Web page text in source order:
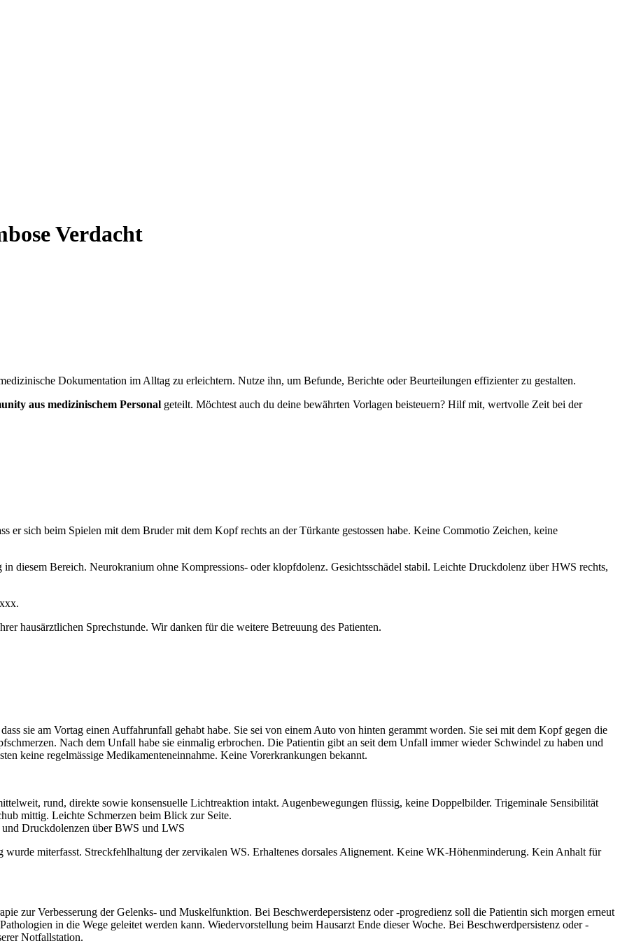
Verdacht
Dokumentation im Alltag zu erleichtern. Nutze ihn, um Befunde, Berichte oder Beurteilungen effizienter zu gestalten.
aus medizinischem Personal geteilt. Möchtest auch du deine bewährten Vorlagen beisteuern? Hilf mit, wertvolle Zeit bei der
er sich beim Spielen mit dem Bruder mit dem Kopf rechts an der Türkante gestossen habe. Keine Commotio Zeichen, keine
diesem Bereich. Neurokranium ohne Kompressions- oder klopfdolenz. Gesichtsschädel stabil. Leichte Druckdolenz über HWS rechts,
hausärztlichen Sprechstunde. Wir danken für die weitere Betreuung des Patienten.
sie am Vortag einen Auffahrunfall gehabt habe. Sie sei von einem Auto von hinten gerammt worden. Sie sei mit dem Kopf gegen die
Nach dem Unfall habe sie einmalig erbrochen. Die Patientin gibt an seit dem Unfall immer wieder Schwindel zu haben und
keine regelmässige Medikamenteneinnahme. Keine Vorerkrankungen bekannt.
rund, direkte sowie konsensuelle Lichtreaktion intakt. Augenbewegungen flüssig, keine Doppelbilder. Trigeminale Sensibilität
mittig. Leichte Schmerzen beim Blick zur Seite.
Druckdolenzen über BWS und LWS
wurde miterfasst. Streckfehlhaltung der zervikalen WS. Erhaltenes dorsales Alignement. Keine WK-Höhenminderung. Kein Anhalt für
zur Verbesserung der Gelenks- und Muskelfunktion. Bei Beschwerdepersistenz oder -progredienz soll die Patientin sich morgen erneut
in die Wege geleitet werden kann. Wiedervorstellung beim Hausarzt Ende dieser Woche. Bei Beschwerdpersistenz oder -
Notfallstation.